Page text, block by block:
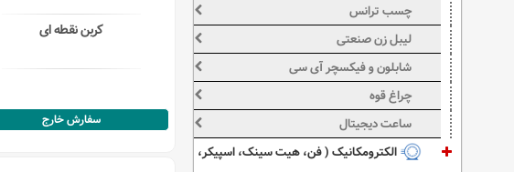
کربن نقطه ای
سفارش خارج
چسب ترانس
لیبل زن صنعتی
شابلون و فیکسچر آی سی
چراغ قوه
ساعت دیجیتال
الکترومکانیک ( فن، هیت سینک، اسپیکر،